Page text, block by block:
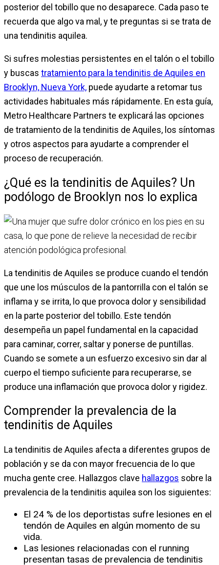
posterior del tobillo que no desaparece. Cada paso te
recuerda que algo va mal, y te preguntas si se trata de
una tendinitis aquilea.
Si sufres molestias persistentes en el talón o el tobillo
y buscas tratamiento para la tendinitis de Aquiles en
Brooklyn, Nueva York, puede ayudarte a retomar tus
actividades habituales más rápidamente. En esta guía,
Metro Healthcare Partners te explicará las opciones
de tratamiento de la tendinitis de Aquiles, los síntomas
y otros aspectos para ayudarte a comprender el
proceso de recuperación.
¿Qué es la tendinitis de Aquiles? Un
podólogo de Brooklyn nos lo explica
La tendinitis de Aquiles se produce cuando el tendón
que une los músculos de la pantorrilla con el talón se
inflama y se irrita, lo que provoca dolor y sensibilidad
en la parte posterior del tobillo. Este tendón
desempeña un papel fundamental en la capacidad
para caminar, correr, saltar y ponerse de puntillas.
Cuando se somete a un esfuerzo excesivo sin dar al
cuerpo el tiempo suficiente para recuperarse, se
produce una inflamación que provoca dolor y rigidez.
Comprender la prevalencia de la
tendinitis de Aquiles
La tendinitis de Aquiles afecta a diferentes grupos de
población y se da con mayor frecuencia de lo que
mucha gente cree. Hallazgos clave hallazgos sobre la
prevalencia de la tendinitis aquilea son los siguientes:
El 24 % de los deportistas sufre lesiones en el
tendón de Aquiles en algún momento de su
vida.
Las lesiones relacionadas con el running
presentan tasas de prevalencia de tendinitis